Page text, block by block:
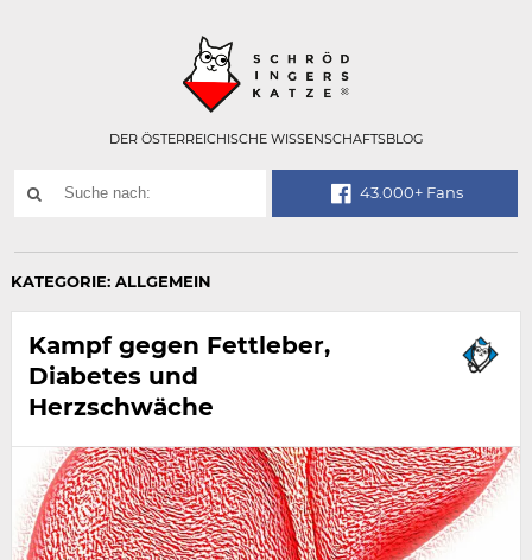
DER ÖSTERREICHISCHE WISSENSCHAFTSBLOG
SUCHE
43.000+ Fans
KATEGORIE: ALLGEMEIN
Kampf gegen Fettleber,
Diabetes und
Herzschwäche